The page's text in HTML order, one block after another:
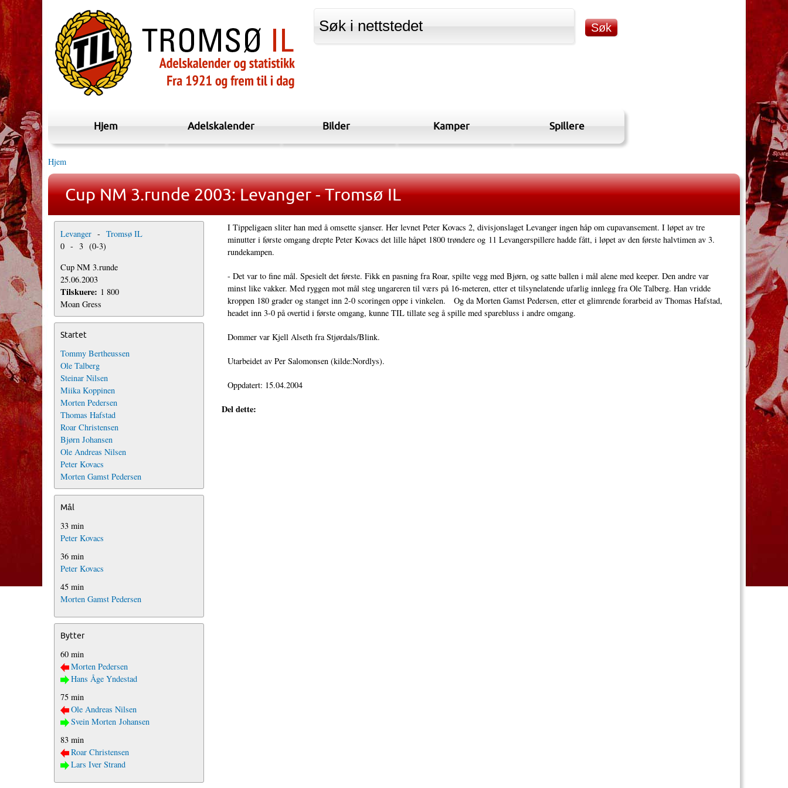
Hjem Adelskalender Bilder Kamper Spillere
Hjem
Cup NM 3.runde 2003: Levanger - Tromsø IL
Levanger - Tromsø IL
0 - 3 (0-3)
Cup NM 3.runde
25.06.2003
Tilskuere: 1 800
Moan Gress
Startet
Tommy Bertheussen
Ole Talberg
Steinar Nilsen
Miika Koppinen
Morten Pedersen
Thomas Hafstad
Roar Christensen
Bjørn Johansen
Ole Andreas Nilsen
Peter Kovacs
Morten Gamst Pedersen
Mål
33 min
Peter Kovacs
36 min
Peter Kovacs
45 min
Morten Gamst Pedersen
Bytter
60 min
Morten Pedersen
Hans Åge Yndestad
75 min
Ole Andreas Nilsen
Svein Morten Johansen
83 min
Roar Christensen
Lars Iver Strand
I Tippeligaen sliter han med å omsette sjanser. Her levnet Peter Kovacs 2, divisjonslaget Levanger ingen håp om cupavansement. I løpet av tre
minutter i første omgang drepte Peter Kovacs det lille håpet 1800 trøndere og 11 Levangerspillere hadde fått, i løpet av den første halvtimen av 3.
rundekampen.
- Det var to fine mål. Spesielt det første. Fikk en pasning fra Roar, spilte vegg med Bjørn, og satte ballen i mål alene med keeper. Den andre var
minst like vakker. Med ryggen mot mål steg ungareren til værs på 16-meteren, etter et tilsynelatende ufarlig innlegg fra Ole Talberg. Han vridde
kroppen 180 grader og stanget inn 2-0 scoringen oppe i vinkelen. Og da Morten Gamst Pedersen, etter et glimrende forarbeid av Thomas Hafstad,
headet inn 3-0 på overtid i første omgang, kunne TIL tillate seg å spille med sparebluss i andre omgang.
Dommer var Kjell Alseth fra Stjørdals/Blink.
Utarbeidet av Per Salomonsen (kilde:Nordlys).
Oppdatert: 15.04.2004
Del dette: